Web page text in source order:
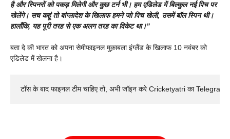
है और स्पिनरों को पकड़ मिलेगी और कुछ टर्न भी। हम एडिलेड में बिल्कुल नई पिच पर
खेलेंगे। सच कहूं तो बांग्लादेश के खिलाफ हमने जो पिच खेली, उसमें बॉल स्पिन थी।
हालाँकि, यह पूरी तरह से एक अलग तरह का विकेट था।”
बता दे की भारत को अपना सेमीफाइनल मुक़ाबला इंग्लैंड के खिलाफ 10 नवंबर को
एडिलेड में खेलना है।
टॉस के बाद फाइनल टीम चाहिए तो, अभी जॉइन करे Cricketyatri का